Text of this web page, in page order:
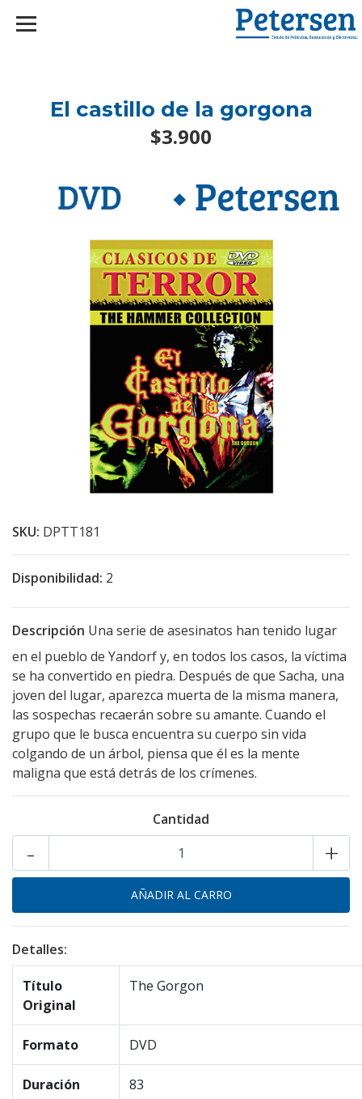
El castillo de la gorgona
$3.900
SKU: DPTT181
Disponibilidad: 2
Descripción Una serie de asesinatos han tenido lugar
en el pueblo de Yandorf y, en todos los casos, la víctima
se ha convertido en piedra. Después de que Sacha, una
joven del lugar, aparezca muerta de la misma manera,
las sospechas recaerán sobre su amante. Cuando el
grupo que le busca encuentra su cuerpo sin vida
colgando de un árbol, piensa que él es la mente
maligna que está detrás de los crímenes.
Cantidad
+
-
Detalles:
Título
Original
The Gorgon
Formato DVD
Duración 83